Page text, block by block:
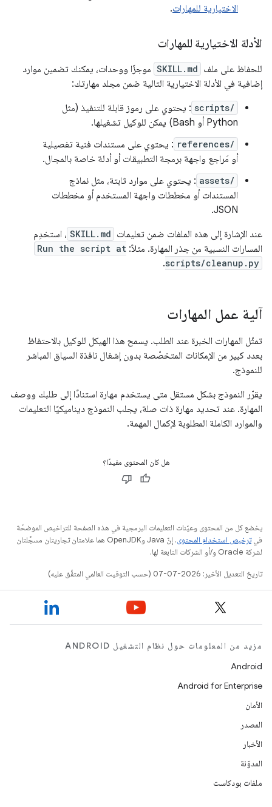
الاختيارية للمهارات.
الأدلة الاختيارية للمهارات
للحفاظ على ملف SKILL.md موجزًا ووحدات، يمكنك تضمين موارد
إضافية في الأدلة الاختيارية التالية ضمن مجلد مهارتك:
scripts/ : يحتوي على رموز قابلة للتنفيذ (مثل
Python أو Bash) يمكن للوكيل تشغيلها.
references/ : يحتوي على مستندات فنية تفصيلية
أو مَراجع واجهة برمجة التطبيقات أو أدلة خاصة بالمجال.
assets/ : يحتوي على موارد ثابتة، مثل نماذج
المستندات أو مخططات واجهة المستخدم أو مخططات
JSON.
عند الإشارة إلى هذه الملفات ضمن تعليمات SKILL.md ، استخدِم
المسارات النسبية من جذر المهارة. مثلاً: Run the script at
scripts/cleanup.py
.
آلية عمل المهارات
تمثّل المهارات الخبرة عند الطلب. يسمح هذا الهيكل للوكيل بالاحتفاظ
بعدد كبير من الإمكانات المتخصّصة بدون إشغال نافذة السياق المباشر
للنموذج.
يقرّر النموذج بشكل مستقل متى يستخدم مهارة استنادًا إلى طلبك ووصف
المهارة. عند تحديد مهارة ذات صلة، يجلب النموذج ديناميكيًا التعليمات
والموارد الكاملة المطلوبة لإكمال المهمة.
هل كان المحتوى مفيدًا؟
يخضع كل من المحتوى وعيّنات التعليمات البرمجية في هذه الصفحة للتراخيص الموضحّة
فيترخيص استخدام المحتوى
. إنّ Java وOpenJDK هما علامتان تجاريتان مسجَّلتان
لشركة Oracle و/أو الشركات التابعة لها.
تاريخ التعديل الأخير: 2026-07-07 (حسب التوقيت العالمي المتفَّق عليه)
مزيد من المعلومات حول نظام التشغيل ANDROID
Android
Android for Enterprise
الأمان
المصدر
الأخبار
المدوّنة
ملفات بودكاست